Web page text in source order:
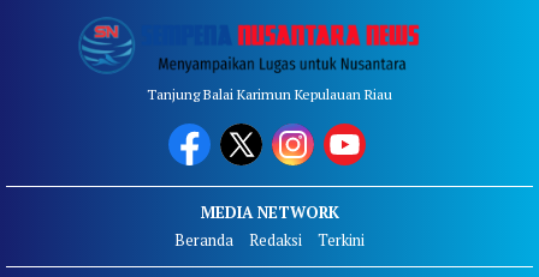
Tanjung Balai Karimun Kepulauan Riau
MEDIA NETWORK
Beranda
Redaksi Terkini